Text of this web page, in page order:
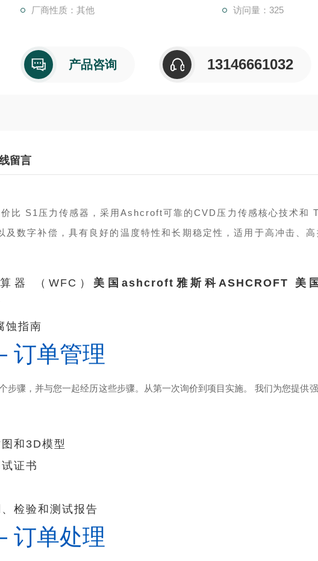
厂商性质：其他 访问量：325
产品咨询 13146661032
留言
价比 S1压力传感器，采用Ashcroft可靠的CVD压力传感核心技术
及数字补偿，具有良好的温度特性和长期稳定性，适用于高冲击、
器 （WFC） 美国ashcroft雅斯科ASHCROFT
美
蚀指南
单管理
步骤，并与您一起经历这些步骤。从第一次询价到项目实施。 我们为您提供
和3D模型
证书
检验和测试报告
单处理